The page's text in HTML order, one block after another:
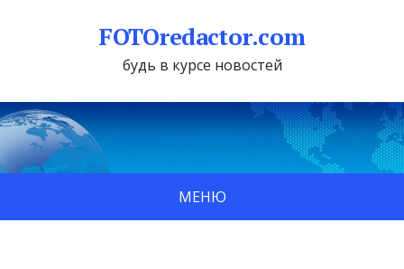
FOTOredactor.com
будь в курсе новостей
МЕНЮ